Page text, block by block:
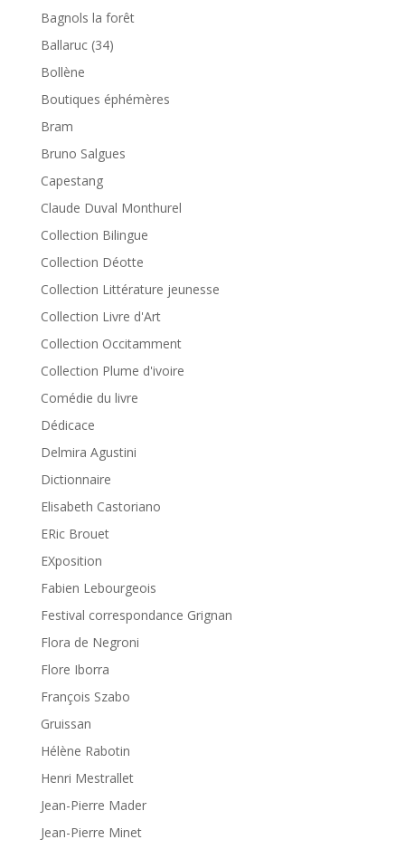
Bagnols la forêt
Ballaruc (34)
Bollène
Boutiques éphémères
Bram
Bruno Salgues
Capestang
Claude Duval Monthurel
Collection Bilingue
Collection Déotte
Collection Littérature jeunesse
Collection Livre d'Art
Collection Occitamment
Collection Plume d'ivoire
Comédie du livre
Dédicace
Delmira Agustini
Dictionnaire
Elisabeth Castoriano
ERic Brouet
EXposition
Fabien Lebourgeois
Festival correspondance Grignan
Flora de Negroni
Flore Iborra
François Szabo
Gruissan
Hélène Rabotin
Henri Mestrallet
Jean-Pierre Mader
Jean-Pierre Minet